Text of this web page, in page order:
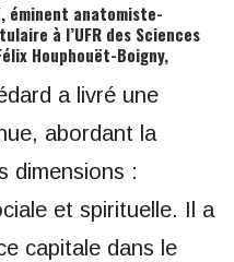
éminent anatomiste-
à l’UFR des Sciences
Houphouët-Boigny,
a livré une
abordant la
dimensions :
et spirituelle. Il a
capitale dans le